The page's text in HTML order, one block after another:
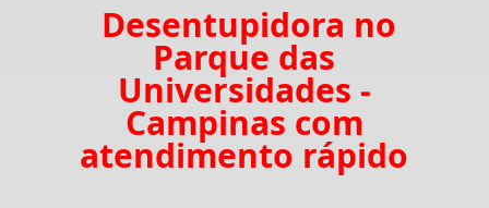
Desentupidora no
Parque das
Universidades -
Campinas com
atendimento rápido